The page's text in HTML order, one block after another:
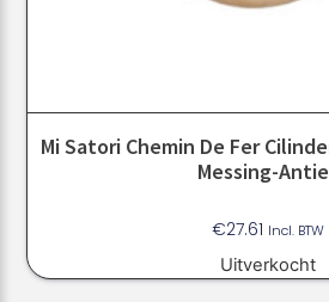
Mi Satori Chemin De Fer
Messing-
€27.61 Incl. BTW
Uitverkocht